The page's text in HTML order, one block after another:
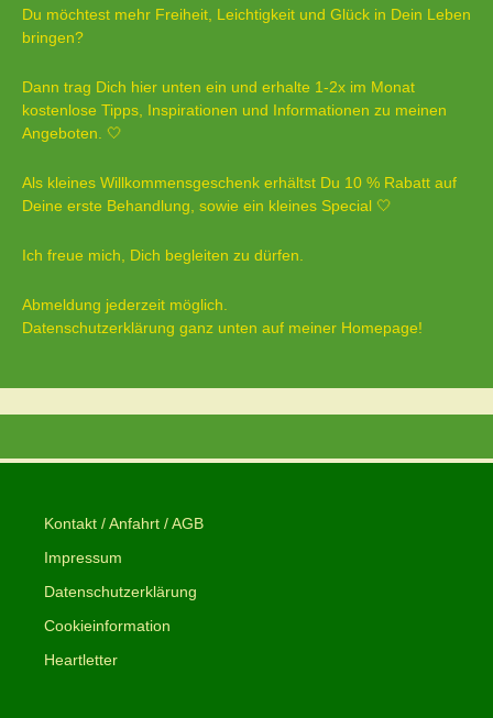
Du möchtest mehr Freiheit, Leichtigkeit und Glück in Dein Leben
bringen?
Dann trag Dich hier unten ein und erhalte 1-2x im Monat
kostenlose Tipps, Inspirationen und Informationen zu meinen
Angeboten. 🤍
Als kleines Willkommensgeschenk erhältst Du 10 % Rabatt auf
Deine erste Behandlung, sowie ein kleines Special 🤍
Ich freue mich, Dich begleiten zu dürfen.
Abmeldung jederzeit möglich.
Datenschutzerklärung ganz unten auf meiner Homepage!
Kontakt / Anfahrt / AGB
Impressum
Datenschutzerklärung
Cookieinformation
Heartletter